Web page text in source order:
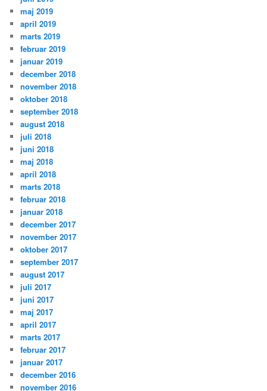
maj 2019
april 2019
marts 2019
februar 2019
januar 2019
december 2018
november 2018
oktober 2018
september 2018
august 2018
juli 2018
juni 2018
maj 2018
april 2018
marts 2018
februar 2018
januar 2018
december 2017
november 2017
oktober 2017
september 2017
august 2017
juli 2017
juni 2017
maj 2017
april 2017
marts 2017
februar 2017
januar 2017
december 2016
november 2016